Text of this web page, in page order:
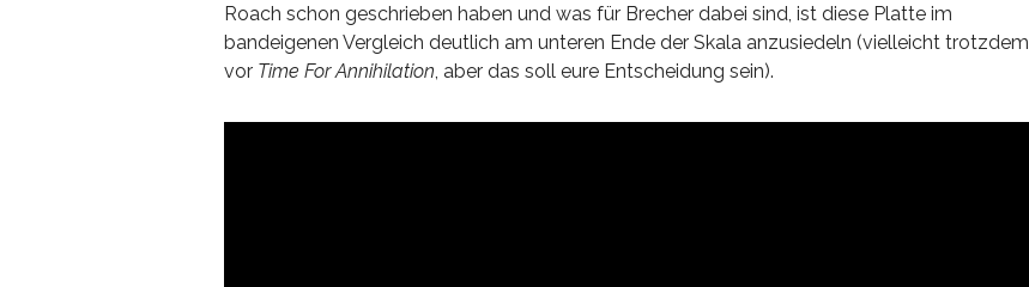
Roach schon geschrieben haben und was für Brecher dabei sind, ist diese Platte im
bandeigenen Vergleich deutlich am unteren Ende der Skala anzusiedeln (vielleicht trotzdem
vor Time For Annihilation, aber das soll eure Entscheidung sein).